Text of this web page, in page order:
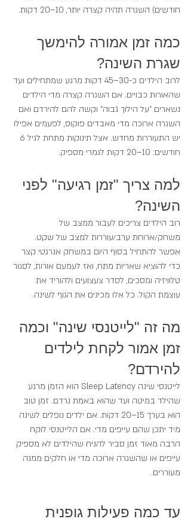
חודשים) השגרה תהיה קצרה יותר, 10–20 דקות.
כמה זמן אמורה להימשך
שגרת השינה?
לרוב הילדים כ-30–45 דקות מרגע שמתחילים ועד
שהאורות כבויים. אם השגרה קצרה מדי הילדים
נשארים "על הילוך גבוה" וקשה להם להירדם ואם
השגרה ארוכה מדי מאבדים פוקוס, לפעמים אפילו
חודשים: 10–20 דקות לגמרי מספיק.
למה צריך "זמן רגיעה" לפני
השינה?
רוב הילדים צריכים לעבור ממצב של
משחק/ארוחת ערב/עוררות למצב של שקט.
אפשר להתחיל בסוף היום במשחק אנרגטי קצר
כדי להוציא שאריות מתח, ואז לעמעם אורות, לסגור
טלוויזיה ומסכים, לסדר צעצועים ולהוריד את
עוצמת הקול. כל אלו מכינים את הגוף לשינה.
מה זה "לייטנסי שינה" וכמה
זמן אמור לקחת לילדים
להירדם?
לייטנסי שינה Sleep Latency הוא הזמן מרגע
שהילד במיטה ועד שהוא באמת נרדם. זמן טוב
הוא בערך 15–20 דקות. אם ילדים נופלים לשינה
מיד יתכן שהם עייפים מדי. אם הלייטנסי לוקח
הרבה מאוד זמן סביר להניח שהילדים לא מספיק
עייפים או שהשגרה ארוכה מדי או חלקים ממנה
מעוררים.
עד כמה פעילות גופנית